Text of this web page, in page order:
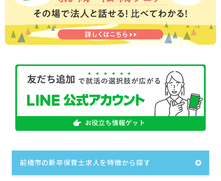
前橋市の新卒保育士求人を特徴から探す